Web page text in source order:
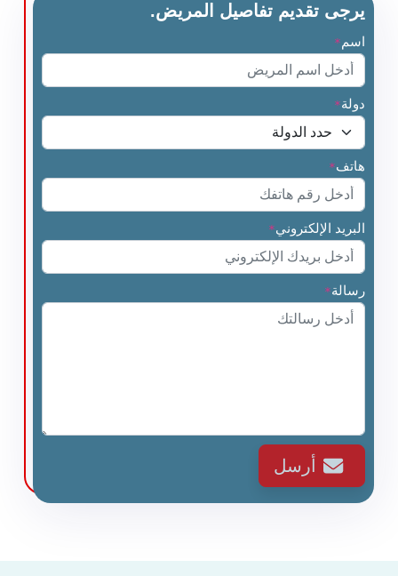
يرجى تقديم تفاصيل المريض.
اسم *
دولة*
هاتف*
البريد الإلكتروني*
رسالة*
أرسل